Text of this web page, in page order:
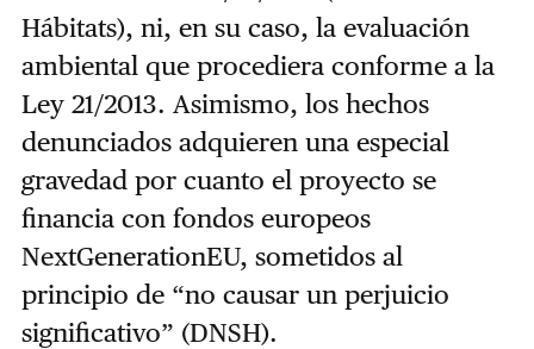
Hábitats), ni, en su caso, la evaluación
ambiental que procediera conforme a la
Ley 21/2013. Asimismo, los hechos
denunciados adquieren una especial
gravedad por cuanto el proyecto se
financia con fondos europeos
NextGenerationEU, sometidos al
principio de “no causar un perjuicio
significativo” (DNSH).